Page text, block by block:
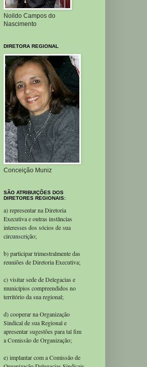
Noildo Campos do
Nascimento
DIRETORA REGIONAL
Conceição Muniz
SÃO ATRIBUIÇÕES DOS
DIRETORES REGIONAIS:
a) representar na Diretoria
Executiva e outras instâncias
interesses dos sócios de sua
circunscrição;
b) participar trimestralmente das
reuniões de Diretoria Executiva;
c) visitar sede de Delegacias e
municípios compreendidos no
território da sua regional;
d) cooperar na Organização
Sindical de sua Regional e
apresentar sugestões para tal fim
a Comissão de Organização;
e) implantar com a Comissão de